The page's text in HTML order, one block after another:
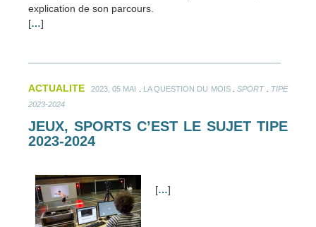
explication de son parcours.
[…]
ACTUALITE 2023, 05 MAI LA QUESTION DU MOIS.SPORT.
TIPE
2023-2024
JEUX, SPORTS C’EST LE SUJET TIPE
2023-2024
[…]